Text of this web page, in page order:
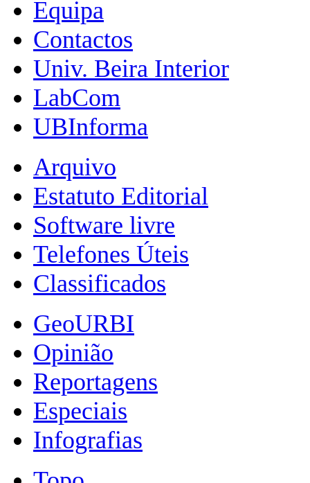
Equipa
Contactos
Univ. Beira Interior
LabCom
UBInforma
Arquivo
Estatuto Editorial
Software livre
Telefones Úteis
Classificados
GeoURBI
Opinião
Reportagens
Especiais
Infografias